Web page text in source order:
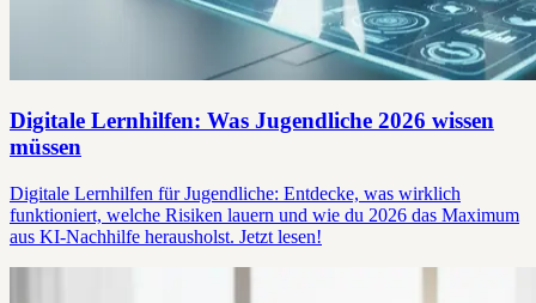
Digitale Lernhilfen: Was Jugendliche 2026 wissen
müssen
Digitale Lernhilfen für Jugendliche: Entdecke, was wirklich
funktioniert, welche Risiken lauern und wie du 2026 das Maximum
aus KI-Nachhilfe herausholst. Jetzt lesen!